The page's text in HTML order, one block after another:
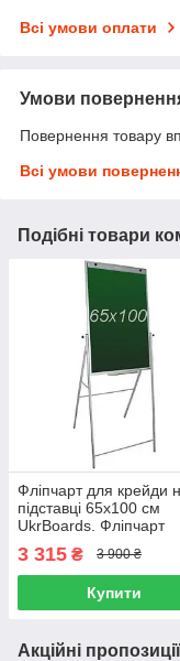
Всі умови оплати
Умови
Повернення товару
Всі умови
Подібні товари
Фліпчарт для крейди
підставці 65х100 см
UkrBoards. Фліпчарт
підставці
3 315 ₴ 3 900 ₴
Купити
Акційні